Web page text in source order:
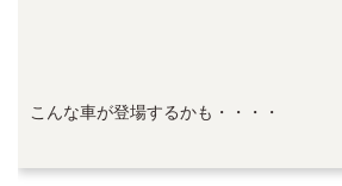
こんな車が登場するかも・・・・